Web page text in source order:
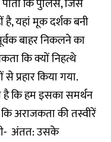
कि पुलिस, जिसे
है, यहां मूक दर्शक बनी
बाहर निकलने का
कि क्यों निहत्थे
प्रहार किया गया.
कि हम इसका समर्थन
अराजकता की तस्वीरें
अंतत: उसके